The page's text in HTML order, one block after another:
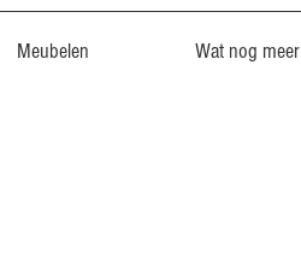
Meubelen Wat nog meer